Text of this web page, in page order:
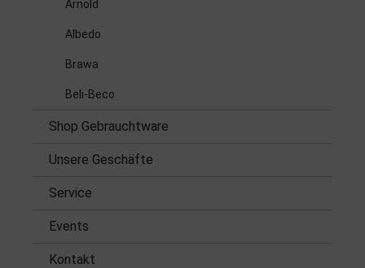
Arnold
Albedo
Brawa
Beli-Beco
Shop Gebrauchtware
Unsere Geschäfte
Service
Events
Kontakt